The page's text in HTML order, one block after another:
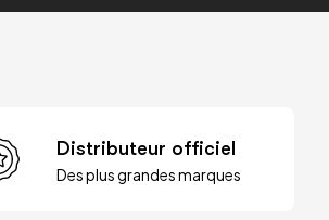
Distributeur officiel
Des plus grandes marques